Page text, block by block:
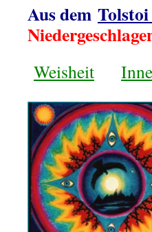
Aus dem
Weisheit